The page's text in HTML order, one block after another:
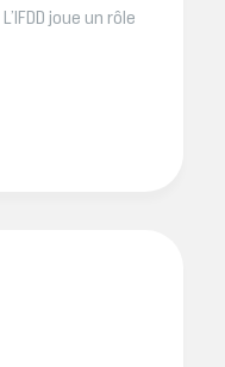
joue un rôle